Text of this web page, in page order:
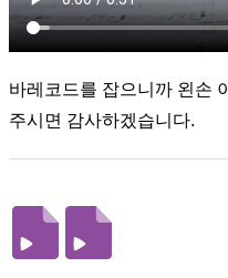
바레코드를 잡으니까 왼손
주시면 감사하겠습니다.